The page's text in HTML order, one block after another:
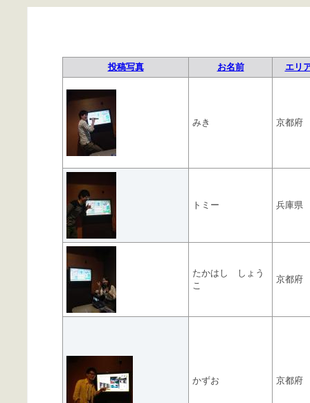
投稿写真 お名前 エリ
みき 京都府
トミー 兵庫県
たかはし しょう
こ
京都府
かずお 京都府